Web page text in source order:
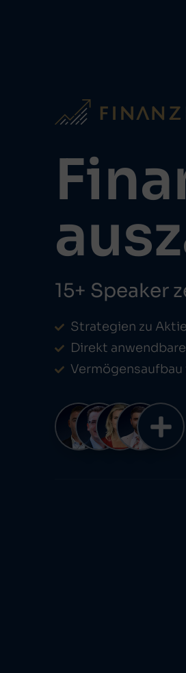
15+ Speaker
Strategien zu
Direkt